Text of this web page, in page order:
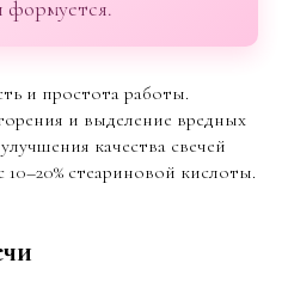
формуется.
и простота работы.
и выделение вредных
качества свечей
стеариновой кислоты.